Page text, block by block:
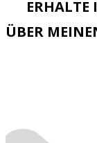
ERHALTE
ÜBER